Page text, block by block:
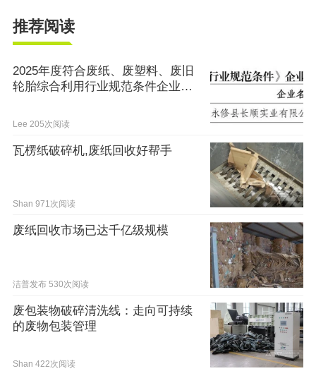
推荐阅读
2025年度符合废纸、废塑料、废旧
轮胎综合利用行业规范条件企业名
Lee 205次阅读
瓦楞纸破碎机,废纸回收好帮手
Shan 971次阅读
废纸回收市场已达千亿级规模
洁普发布 530次阅读
废包装物破碎清洗线：走向可持续
的废物包装管理
Shan 422次阅读